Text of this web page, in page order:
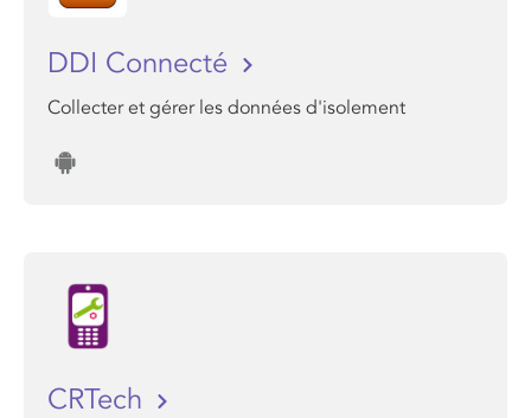
DDI Connecté
Collecter et gérer les données d'isolement
CRTech